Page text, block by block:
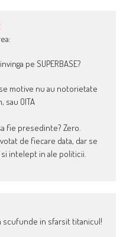
pe SUPERBASE?
motive nu au notorietate
sau OITA
fie presedinte? Zero.
votat de fiecare data, dar se
si intelept in ale politicii.
scufunde in sfarsit titanicul!